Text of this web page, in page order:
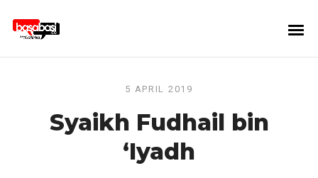
5 APRIL 2019
Syaikh Fudhail bin
‘Iyadh